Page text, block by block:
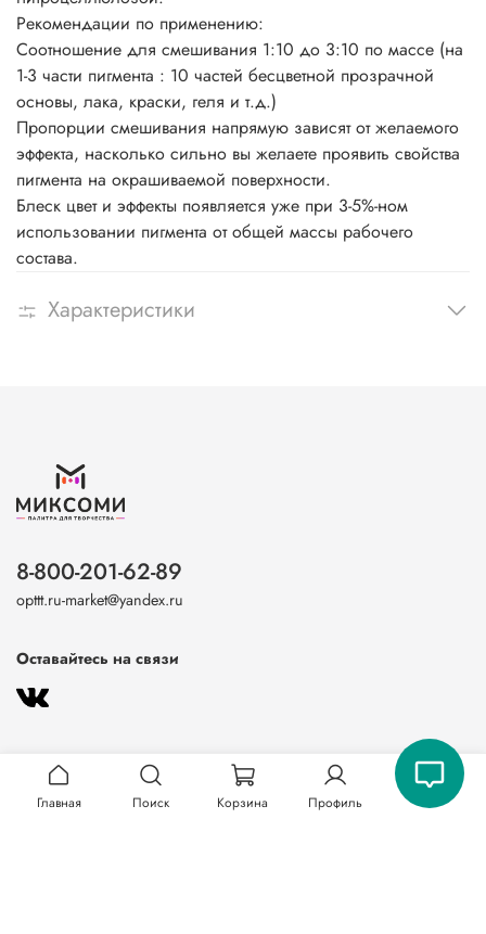
Рекомендации по применению:
Соотношение для смешивания 1:10 до 3:10 по массе (на
1-3 части пигмента : 10 частей бесцветной прозрачной
основы, лака, краски, геля и т.д.)
Пропорции смешивания напрямую зависят от желаемого
эффекта, насколько сильно вы желаете проявить свойства
пигмента на окрашиваемой поверхности.
Блеск цвет и эффекты появляется уже при 3-5%-ном
использовании пигмента от общей массы рабочего
состава.
Характеристики
8-800-201-62-89
opttt.ru-market@yandex.ru
Оставайтесь на связи
Главная Поиск Корзина Профиль